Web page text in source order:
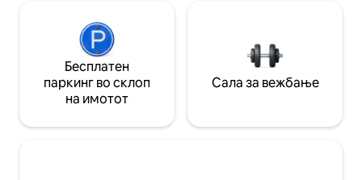
Бесплатен
паркинг во склоп
на имотот
Сала за вежбање